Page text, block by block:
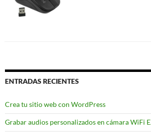
ENTRADAS RECIENTES
Crea tu sitio web con WordPress
Grabar audios personalizados en cámara WiFi